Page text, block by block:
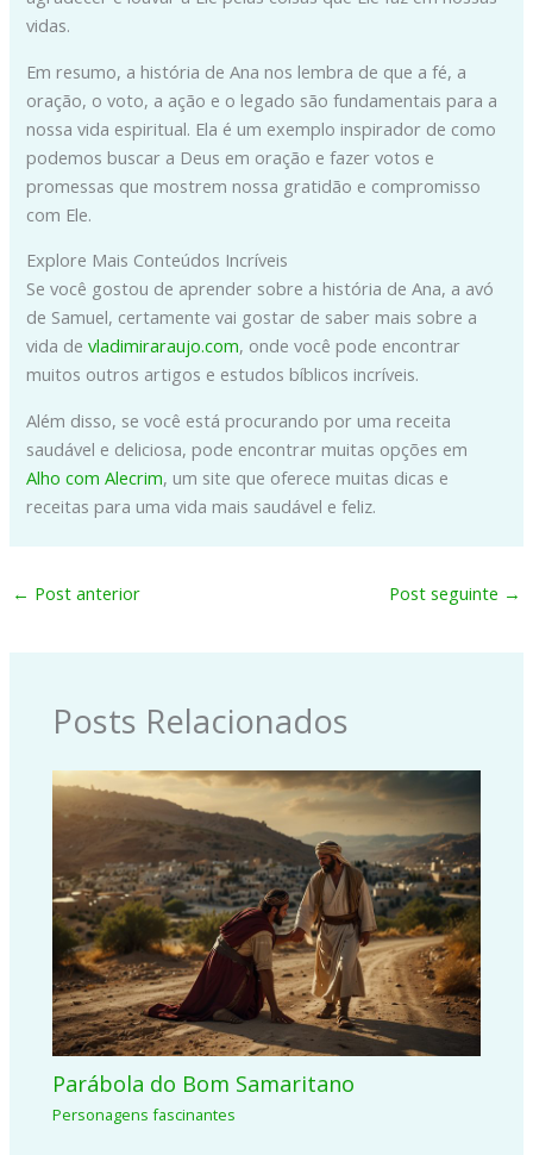
vidas.
Em resumo, a história de Ana nos lembra de que a fé, a
oração, o voto, a ação e o legado são fundamentais para a
nossa vida espiritual. Ela é um exemplo inspirador de como
podemos buscar a Deus em oração e fazer votos e
promessas que mostrem nossa gratidão e compromisso
com Ele.
Explore Mais Conteúdos Incríveis
Se você gostou de aprender sobre a história de Ana, a avó
de Samuel, certamente vai gostar de saber mais sobre a
vida devladimiraraujo.com, onde você pode encontrar
muitos outros artigos e estudos bíblicos incríveis.
Além disso, se você está procurando por uma receita
saudável e deliciosa, pode encontrar muitas opções em
Alho com Alecrim, um site que oferece muitas dicas e
receitas para uma vida mais saudável e feliz.
← Post anterior Post seguinte →
Posts Relacionados
Parábola do Bom Samaritano
Personagens fascinantes